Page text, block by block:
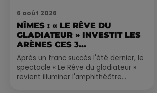
6 août 2026
NÎMES : « LE RÊVE DU
GLADIATEUR » INVESTIT LES
ARÈNES CES 3...
Après un franc succès l'été dernier, le
spectacle « Le Rêve du gladiateur »
revient illuminer l'amphithéâtre